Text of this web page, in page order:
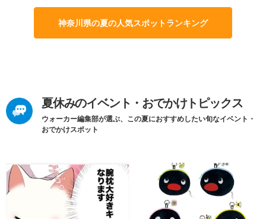
神奈川県の夏の人気スポットランキング
夏休みのイベント・おでかけトピックス
ウォーカー編集部が選ぶ、この夏におすすめしたい旬なイベント・
おでかけスポット